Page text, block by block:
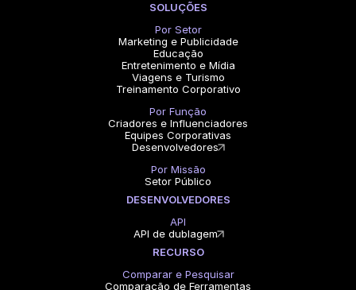
SOLUÇÕES
Por Setor
Marketing e Publicidade
Educação
Entretenimento e Mídia
Viagens e Turismo
Treinamento Corporativo
Por Função
Criadores e Influenciadores
Equipes Corporativas
Desenvolvedores
Por Missão
Setor Público
DESENVOLVEDORES
API
API de dublagem
RECURSO
Comparar e Pesquisar
Comparação de Ferramentas